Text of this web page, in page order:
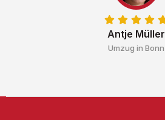
Antje Müller
Umzug in Bonn